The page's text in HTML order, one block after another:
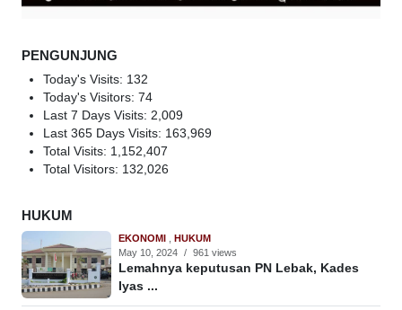
PENGUNJUNG
Today's Visits: 132
Today's Visitors: 74
Last 7 Days Visits: 2,009
Last 365 Days Visits: 163,969
Total Visits: 1,152,407
Total Visitors: 132,026
HUKUM
EKONOMI
HUKUM
May 10, 2024 / 961 views
Lemahnya keputusan PN Lebak, Kades
Iyas ...